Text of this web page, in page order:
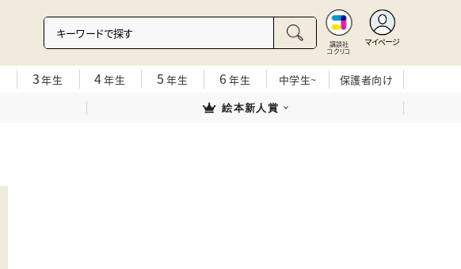
講談社
コクリコ
マイページ
3年生 4年生 5 年生 6 年生 中学生~
保護者向け
絵本新人賞